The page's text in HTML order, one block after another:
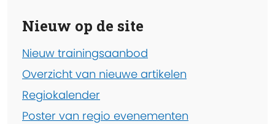
Nieuw op de site
Nieuw trainingsaanbod
Overzicht van nieuwe artikelen
Regiokalender
Poster van regio evenementen